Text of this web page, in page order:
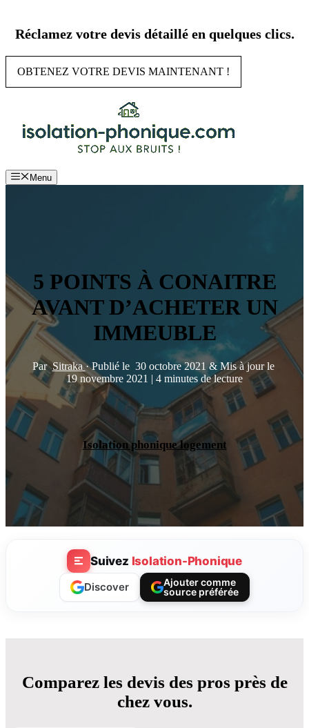
contenu
Réclamez votre devis détaillé en quelques clics.
OBTENEZ VOTRE DEVIS MAINTENANT !
Menu
5 POINTS À CONAITRE
AVANT D’ACHETER UN
IMMEUBLE
ParSitraka· Publié le 30 octobre 2021& Mis à jour le
19 novembre 2021 | 4 minutes de lecture
Isolation phonique logement
Suivez Isolation-Phonique
Discover
Ajouter comme
source préférée
Comparez les devis des pros près de
chez vous.